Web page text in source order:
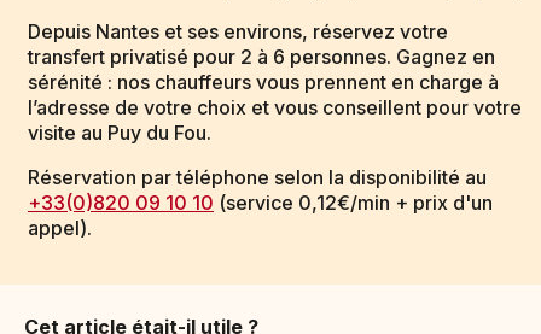
Depuis Nantes et ses environs, réservez votre
transfert privatisé pour 2 à 6 personnes. Gagnez en
sérénité : nos chauffeurs vous prennent en charge à
l’adresse de votre choix et vous conseillent pour votre
visite au Puy du Fou.
Réservation par téléphone selon la disponibilité au
+33(0)820 09 10 10 (service 0,12€/min + prix d'un
appel).
Cet article était-il utile ?